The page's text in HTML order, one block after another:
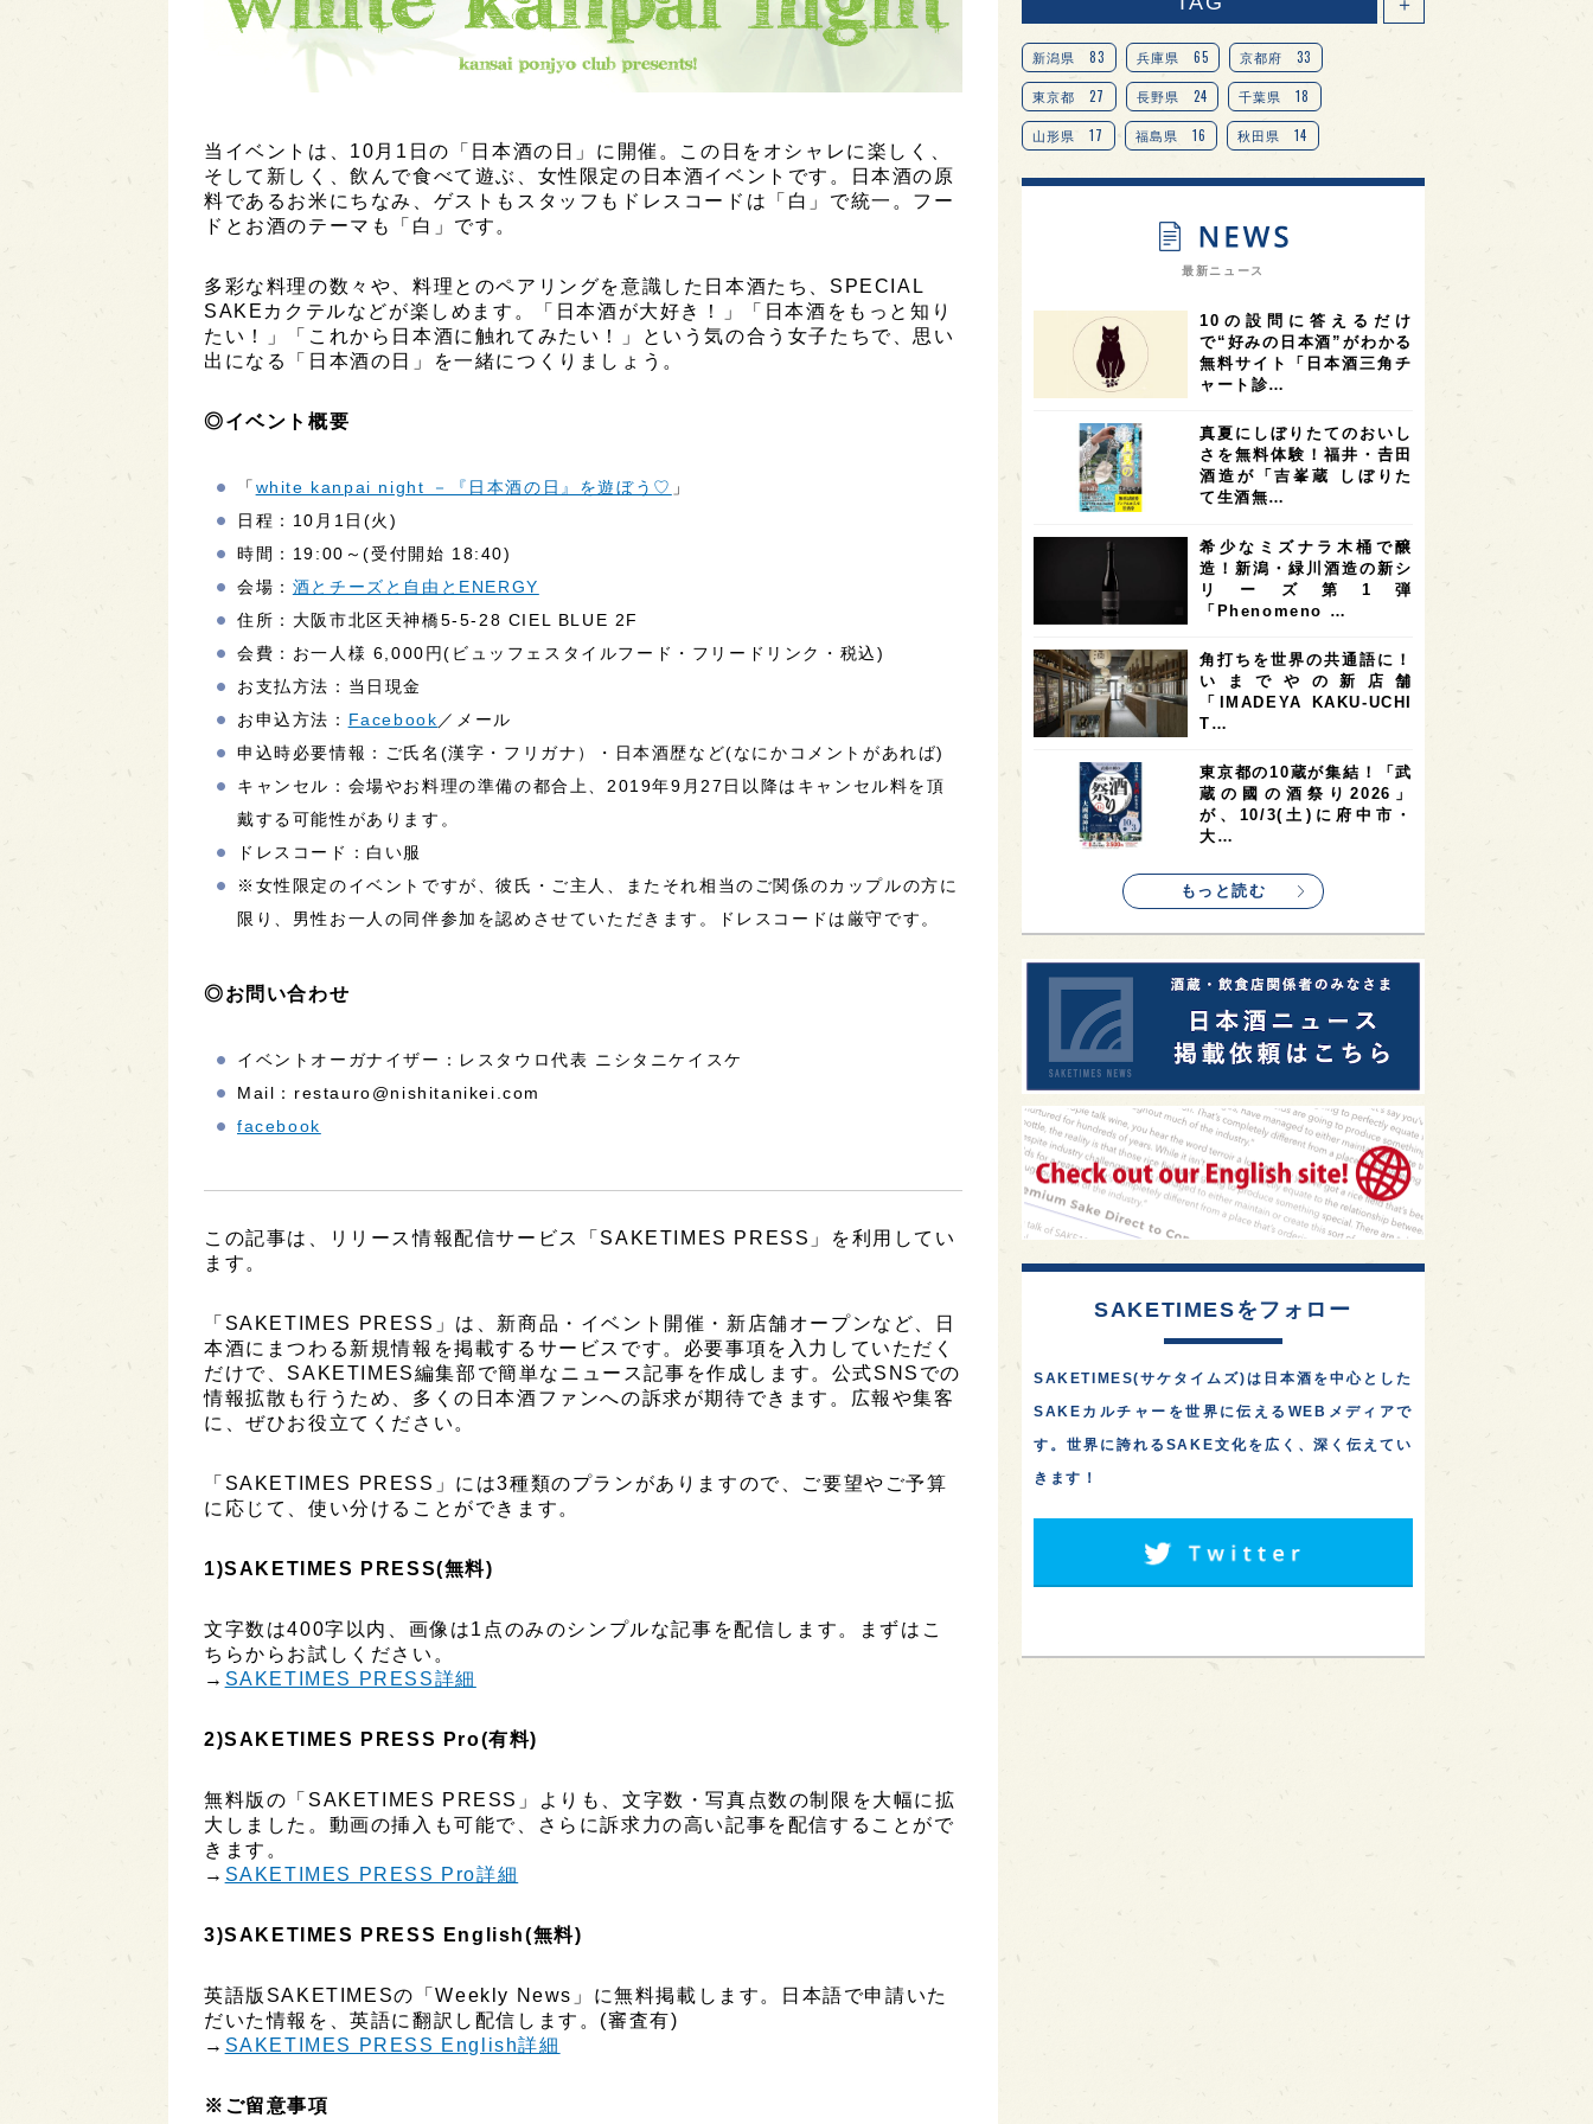
当イベントは、10月1日の「日本酒の日」に開催。この日をオシャレに楽しく、
そして新しく、飲んで食べて遊ぶ、女性限定の日本酒イベントです。日本酒の原
料であるお米にちなみ、ゲストもスタッフもドレスコードは「白」で統一。フー
ドとお酒のテーマも「白」です。
多彩な料理の数々や、料理とのペアリングを意識した日本酒たち、SPECIAL
SAKEカクテルなどが楽しめます。「日本酒が大好き！」「日本酒をもっと知り
たい！」「これから日本酒に触れてみたい！」という気の合う女子たちで、思い
出になる「日本酒の日」を一緒につくりましょう。
◎イベント概要
「 white kanpai night －『日本酒の日』を遊ぼう♡ 」
日程：10月1日(火)
時間：19:00～(受付開始 18:40)
会場： 酒とチーズと自由とENERGY
住所：大阪市北区天神橋5-5-28 CIEL BLUE 2F
会費：お一人様 6,000円(ビュッフェスタイルフード・フリードリンク・税込)
お支払方法：当日現金
お申込方法： Facebook ／メール
申込時必要情報：ご氏名(漢字・フリガナ）・日本酒歴など(なにかコメントがあれば)
キャンセル：会場やお料理の準備の都合上、2019年9月27日以降はキャンセル料を頂
戴する可能性があります。
ドレスコード：白い服
※女性限定のイベントですが、彼氏・ご主人、またそれ相当のご関係のカップルの方に
限り、男性お一人の同伴参加を認めさせていただきます。ドレスコードは厳守です。
◎お問い合わせ
イベントオーガナイザー：レスタウロ代表 ニシタニケイスケ
Mail：restauro@nishitanikei.com
facebook
この記事は、リリース情報配信サービス「SAKETIMES PRESS」を利用してい
ます。
「SAKETIMES PRESS」は、新商品・イベント開催・新店舗オープンなど、日
本酒にまつわる新規情報を掲載するサービスです。必要事項を入力していただく
だけで、SAKETIMES編集部で簡単なニュース記事を作成します。公式SNSでの
情報拡散も行うため、多くの日本酒ファンへの訴求が期待できます。広報や集客
に、ぜひお役立てください。
「SAKETIMES PRESS」には3種類のプランがありますので、ご要望やご予算
に応じて、使い分けることができます。
1)SAKETIMES PRESS(無料)
文字数は400字以内、画像は1点のみのシンプルな記事を配信します。まずはこ
ちらからお試しください。
→ SAKETIMES PRESS詳細
2)SAKETIMES PRESS Pro(有料)
無料版の「SAKETIMES PRESS」よりも、文字数・写真点数の制限を大幅に拡
大しました。動画の挿入も可能で、さらに訴求力の高い記事を配信することがで
きます。
→ SAKETIMES PRESS Pro詳細
3)SAKETIMES PRESS English(無料)
英語版SAKETIMESの「Weekly News」に無料掲載します。日本語で申請いた
だいた情報を、英語に翻訳し配信します。(審査有)
→ SAKETIMES PRESS English詳細
※ご留意事項
＋
新潟県 83 兵庫県 65 京都府 33
東京都 27 長野県 24 千葉県 18
山形県 17 福島県 16 秋田県 14
愛知県 14 宮城県 14 岐阜県 13
オピニオンリーダーの視点 9
奈良県 滋賀県 7 和歌山県 6
富山県 6 フランス 6 高知県 5 島根県 5
4 アメリカ 4 神奈川県 4
4 三重県 大阪府 3
オーストラリア 台湾 2 アジア 2
SAKEの時代を生きる 静岡県 1 長崎県
全蔵めぐり 1 シンガポール 1 カナダ 1
群馬県 1 熊本県 徳島県
イギリス 1 ノルウェー 1 新宿区 1
歌舞伎町 1 1 鳥取県 1
saketimes_image_4
最新ニュース
10の設問に答えるだけ
で“好みの日本酒”がわかる
無料サイト「日本酒三角チ
ャート診…
真夏にしぼりたてのおいし
さを無料体験！福井・𠮷田
酒造が「吉峯蔵 しぼりた
て生酒無…
希少なミズナラ木桶で醸
造！新潟・緑川酒造の新シ
リーズ第1弾
「Phenomeno …
角打ちを世界の共通語に！
いまでやの新店舗
「IMADEYA KAKU-UCHI
T…
東京都の10蔵が集結！「武
蔵の國の酒祭り2026」
が、10/3(土)に府中市・
大…
もっと読む
SAKETIMESをフォロー
SAKETIMES(サケタイムズ)は日本酒を中心とした
SAKEカルチャーを世界に伝えるWEBメディアで
す。世界に誇れるSAKE文化を広く、深く伝えてい
きます！